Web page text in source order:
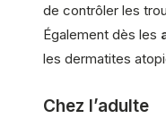
de contrôler les
Également dès les
les dermatites
Chez l’adulte